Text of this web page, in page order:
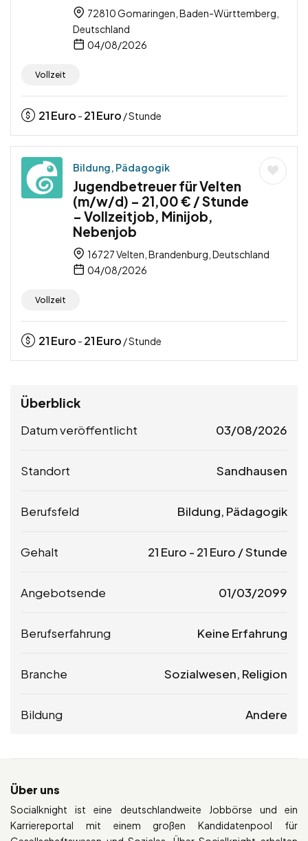
72810 Gomaringen, Baden-Württemberg,
Deutschland
04/08/2026
Vollzeit
21Euro - 21Euro / Stunde
Bildung, Pädagogik
Jugendbetreuer für Velten
(m/w/d) – 21,00 € / Stunde
– Vollzeitjob, Minijob,
Nebenjob
16727 Velten, Brandenburg, Deutschland
04/08/2026
Vollzeit
21Euro - 21Euro / Stunde
Überblick
Datum veröffentlicht 03/08/2026
Standort Sandhausen
Berufsfeld Bildung, Pädagogik
Gehalt 21 Euro - 21 Euro / Stunde
Angebotsende 01/03/2099
Berufserfahrung Keine Erfahrung
Branche Sozialwesen, Religion
Bildung Andere
Über uns
Socialknight ist eine deutschlandweite Jobbörse und ein
Karriereportal mit einem großen Kandidatenpool für